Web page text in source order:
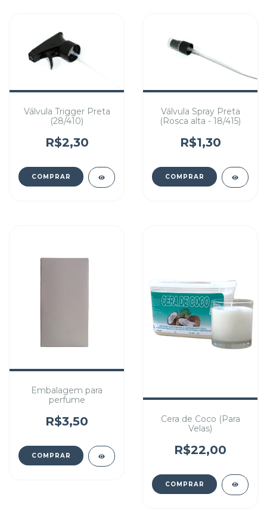
Válvula Trigger Preta
(28/410)
R$2,30
Válvula Spray Preta
(Rosca alta - 18/415)
R$1,30
Embalagem para
perfume
R$3,50
Cera de Coco (Para
Velas)
R$22,00
COMPRAR